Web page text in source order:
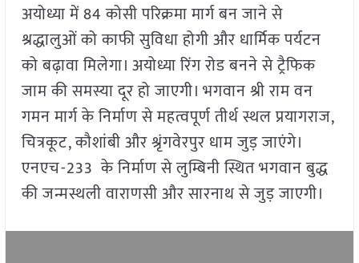
अयोध्या में 84 कोसी परिक्रमा मार्ग बन जाने से
श्रद्धालुओं को काफी सुविधा होगी और धार्मिक पर्यटन
को बढ़ावा मिलेगा। अयोध्या रिंग रोड बनने से ट्रैफिक
जाम की समस्या दूर हो जाएगी। भगवान श्री राम वन
गमन मार्ग के निर्माण से महत्वपूर्ण तीर्थ स्थल प्रयागराज,
चित्रकूट, कौशांबी और श्रृंगवेरपुर धाम जुड़ जाएंगे।
एनएच-233 के निर्माण से लुम्बिनी स्थित भगवान बुद्ध
की जन्मस्थली वाराणसी और सारनाथ से जुड़ जाएगी।